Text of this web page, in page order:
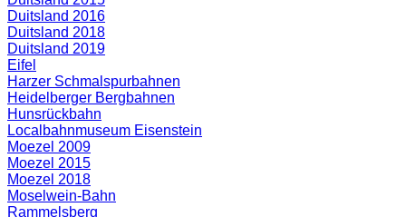
Duitsland 2016
Duitsland 2018
Duitsland 2019
Eifel
Harzer Schmalspurbahnen
Heidelberger Bergbahnen
Hunsrückbahn
Localbahnmuseum Eisenstein
Moezel 2009
Moezel 2015
Moezel 2018
Moselwein-Bahn
Rammelsberg